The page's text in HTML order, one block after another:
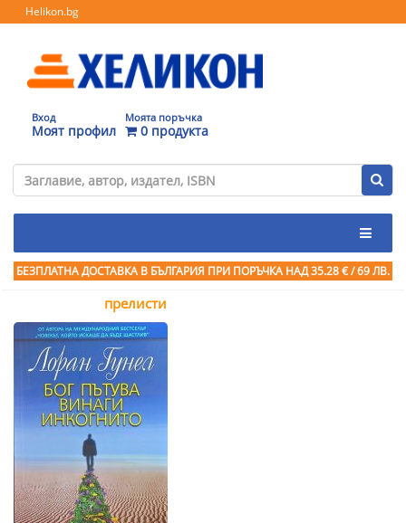
Helikon.bg
Вход
Моят профил
Моята поръчка
0 продукта
БЕЗПЛАТНА ДОСТАВКА В БЪЛГАРИЯ ПРИ ПОРЪЧКА НАД 35.28 € / 69 ЛВ.
прелисти